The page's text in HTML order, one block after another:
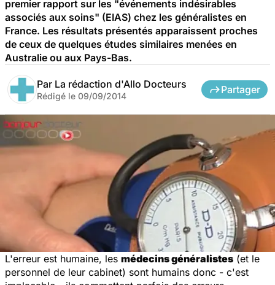
premier rapport sur les "événements indésirables
associés aux soins" (EIAS) chez les généralistes en
France. Les résultats présentés apparaissent proches
de ceux de quelques études similaires menées en
Australie ou aux Pays-Bas.
Par La rédaction d'Allo Docteurs
Rédigé le 09/09/2014
Partager
L'erreur est humaine, les médecins généralistes (et le
personnel de leur cabinet) sont humains donc - c'est